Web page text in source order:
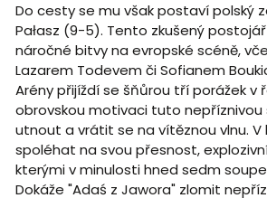
Do cesty se mu však postaví polský
Pałasz (9-5). Tento zkušený
náročné bitvy na evropské scéně,
Lazarem Todevem či Sofianem
Arény přijíždí se šňůrou tří porážek v
obrovskou motivaci tuto nepříznivou
utnout a vrátit se na vítěznou vlnu.
spoléhat na svou přesnost,
kterými v minulosti hned sedm
Dokáže "Adaś z Jawora" zlomit